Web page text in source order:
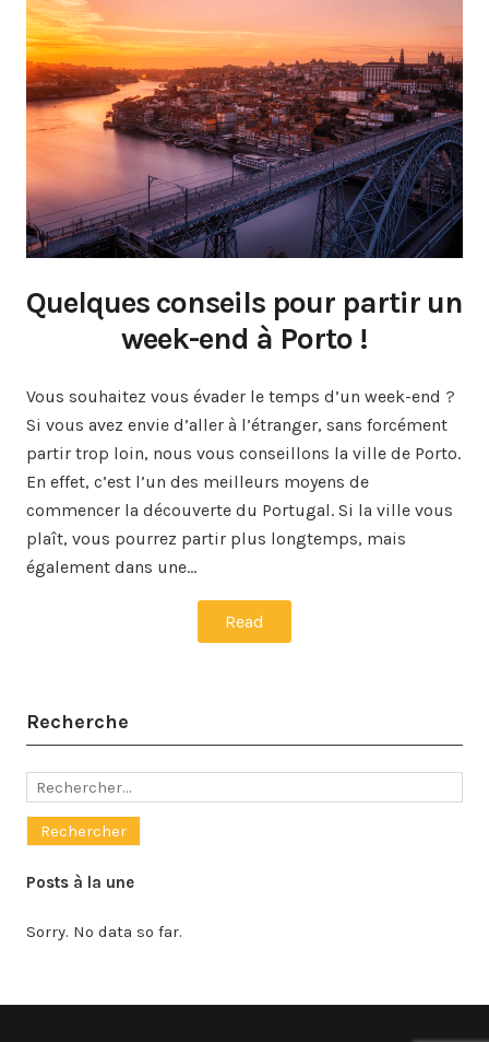
Quelques conseils pour partir un
week-end à Porto !
Vous souhaitez vous évader le temps d’un week-end ?
Si vous avez envie d’aller à l’étranger, sans forcément
partir trop loin, nous vous conseillons la ville de Porto.
En effet, c’est l’un des meilleurs moyens de
commencer la découverte du Portugal. Si la ville vous
plaît, vous pourrez partir plus longtemps, mais
également dans une…
Read
Recherche
Rechercher :
Posts à la une
Sorry. No data so far.